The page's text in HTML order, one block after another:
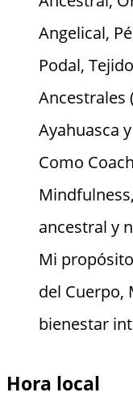
Angelical,
Podal,
Ancestrales
Ayahuasca
Como
ancestral y
Mi
del Cuerpo,
bienestar
Hora local